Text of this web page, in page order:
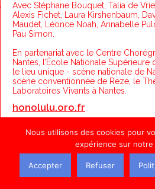
Avec Stéphane Bouquet, Talia de
Alexis Fichet, Laura Kirshenbaum,
Maudet, Léonce Noah, Annabelle
Pau Simon.
En partenariat avec le Centre
Nantes, l’École Nationale Supérieure
le lieu unique - scène nationale de
scène conventionnée de Rezé, le
Laboratoires Vivants à Nantes.
honolulu.oro.fr
THÉÂTRE FRANCINE VASSE - LES
Nous utilisons des cookies pour
expérience sur
Accepter Refuser